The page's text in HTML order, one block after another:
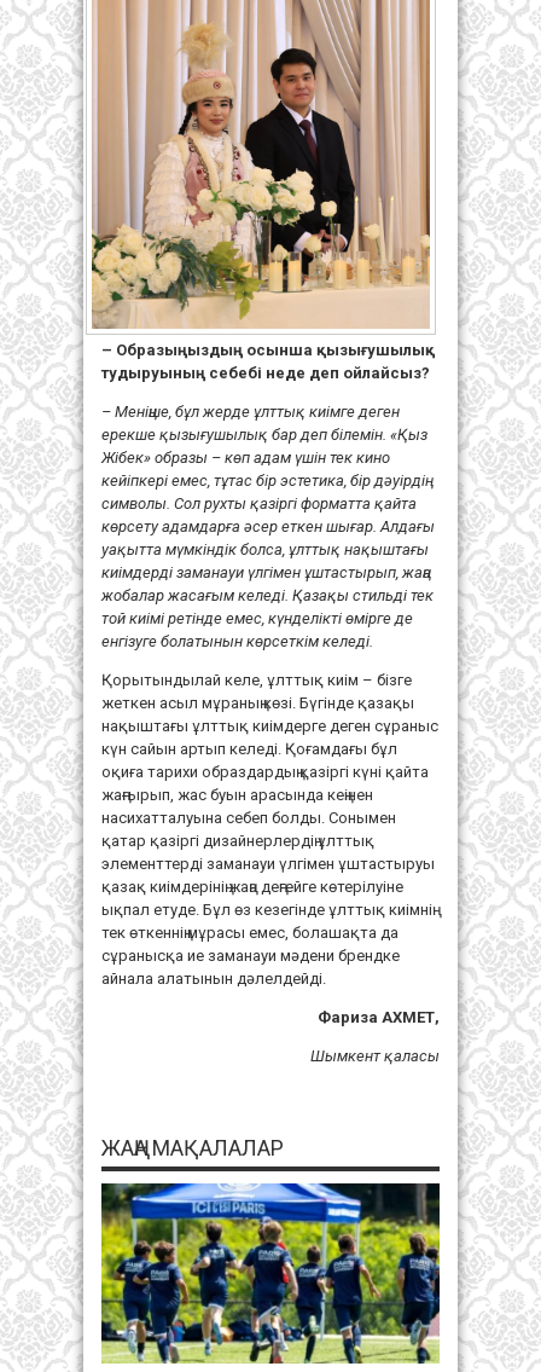
– Образыңыздың осынша қызығушылық
тудыруының себебі неде деп ойлайсыз?
– Меніңше, бұл жерде ұлттық киімге деген
ерекше қызығушылық бар деп білемін. «Қыз
Жібек» образы – көп адам үшін тек кино
кейіпкері емес, тұтас бір эстетика, бір дәуірдің
символы. Сол рухты қазіргі форматта қайта
көрсету адамдарға әсер еткен шығар. Алдағы
уақытта мүмкіндік болса, ұлттық нақыштағы
киімдерді заманауи үлгімен ұштастырып, жаңа
жобалар жасағым келеді. Қазақы стильді тек
той киімі ретінде емес, күнделікті өмірге де
енгізуге болатынын көрсеткім келеді.
Қорытындылай келе, ұлттық киім – бізге
жеткен асыл мұраның көзі. Бүгінде қазақы
нақыштағы ұлттық киімдерге деген сұраныс
күн сайын артып келеді. Қоғамдағы бұл
оқиға тарихи образдардың қазіргі күні қайта
жаңғырып, жас буын арасында кеңінен
насихатталуына себеп болды. Сонымен
қатар қазіргі дизайнерлердің ұлттық
элементтерді заманауи үлгімен ұштастыруы
қазақ киімдерінің жаңа деңгейге көтерілуіне
ықпал етуде. Бұл өз кезегінде ұлттық киімнің
тек өткеннің мұрасы емес, болашақта да
сұранысқа ие заманауи мәдени брендке
айнала алатынын дәлелдейді.
Фариза АХМЕТ,
Шымкент қаласы
ЖАҢА МАҚАЛАЛАР